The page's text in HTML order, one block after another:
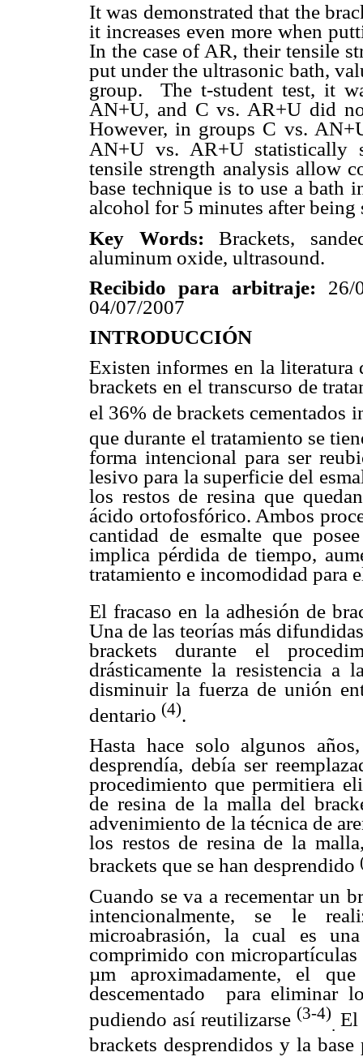
It was demonstrated that the
it increases even more when
In the case of AR, their tensile
put under the ultrasonic bath,
group.
The t-student test, it
AN+U, and C vs. AR+U did
However, in groups C vs.
AN+U vs. AR+U statistically
tensile strength analysis allow
base technique is to use a bath
alcohol for 5 minutes after
Key Words: Brackets,
aluminum oxide, ultrasound.
Recibido para arbitraje:
04/07/2007
INTRODUCCIÓN
Existen informes en la literatura
brackets en el transcurso de
el 36% de brackets cementados
que durante el tratamiento se
forma intencional para ser
lesivo para la superficie del
los restos de resina que
ácido ortofosfórico. Ambos
cantidad de esmalte que
implica pérdida de tiempo,
tratamiento e incomodidad para
El fracaso en la adhesión de
Una de las teorías más
brackets durante el
drásticamente la resistencia a
disminuir la fuerza de unión
dentario (4).
Hasta hace solo algunos
desprendía, debía ser
procedimiento que permitiera
de resina de la malla del
advenimiento de la técnica de
los restos de resina de la
brackets que se han desprendido
Cuando se va a recementar un
intencionalmente, se le
microabrasión, la cual es
comprimido con
µm aproximadamente, el
descementado
para eliminar
pudiendo así reutilizarse (3-4)
.El
brackets desprendidos y la